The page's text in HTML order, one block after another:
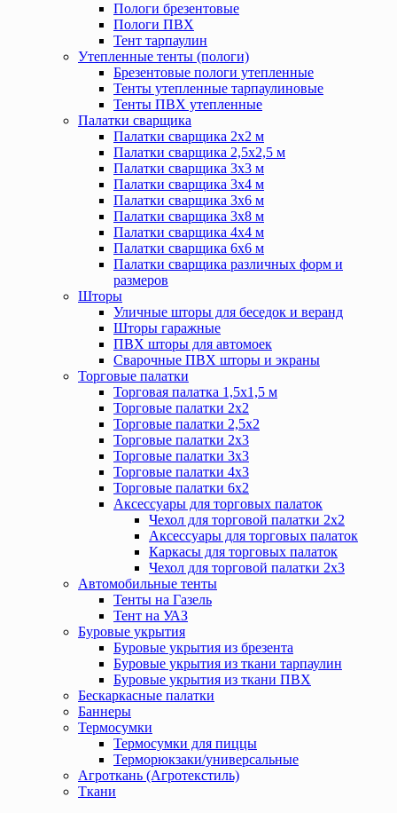
Пологи брезентовые
Пологи ПВХ
Тент тарпаулин
Утепленные тенты (пологи)
Брезентовые пологи утепленные
Тенты утепленные тарпаулиновые
Тенты ПВХ утепленные
Палатки сварщика
Палатки сварщика 2х2 м
Палатки сварщика 2,5х2,5 м
Палатки сварщика 3х3 м
Палатки сварщика 3х4 м
Палатки сварщика 3х6 м
Палатки сварщика 3х8 м
Палатки сварщика 4х4 м
Палатки сварщика 6х6 м
Палатки сварщика различных форм и
размеров
Шторы
Уличные шторы для беседок и веранд
Шторы гаражные
ПВХ шторы для автомоек
Сварочные ПВХ шторы и экраны
Торговые палатки
Торговая палатка 1,5х1,5 м
Торговые палатки 2х2
Торговые палатки 2,5х2
Торговые палатки 2х3
Торговые палатки 3х3
Торговые палатки 4х3
Торговые палатки 6х2
Аксессуары для торговых палаток
Чехол для торговой палатки 2х2
Аксессуары для торговых палаток
Каркасы для торговых палаток
Чехол для торговой палатки 2х3
Автомобильные тенты
Тенты на Газель
Тент на УАЗ
Буровые укрытия
Буровые укрытия из брезента
Буровые укрытия из ткани тарпаулин
Буровые укрытия из ткани ПВХ
Бескаркасные палатки
Баннеры
Термосумки
Термосумки для пиццы
Терморюкзаки/универсальные
Агроткань (Агротекстиль)
Ткани